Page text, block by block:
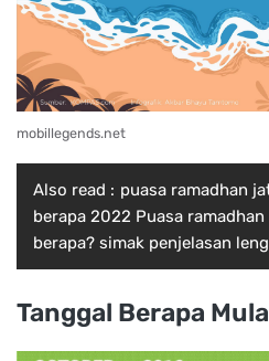
mobillegends.net
Also read : puasa ramadhan
berapa 2022 Puasa
berapa? simak penjelasan
Tanggal Berapa